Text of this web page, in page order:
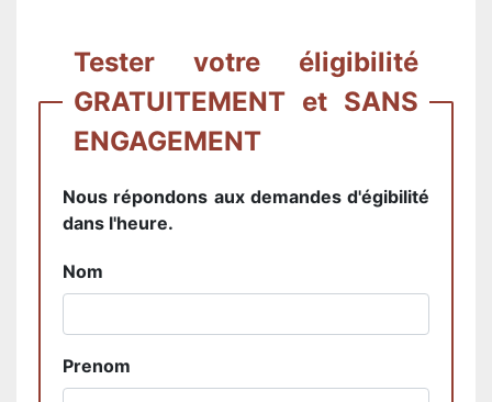
Tester votre éligibilité
GRATUITEMENT et SANS
ENGAGEMENT
Nous répondons aux demandes d'égibilité
dans l'heure.
Nom
Prenom